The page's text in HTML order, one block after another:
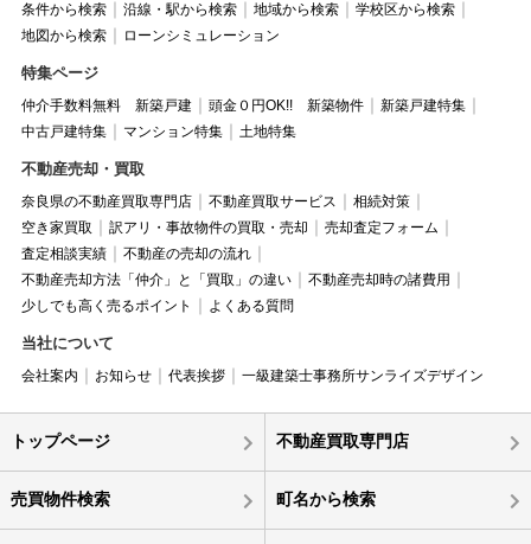
条件から検索 沿線・駅から検索 地域から検索
学校区から検索
地図から検索
ローンシミュレーション
特集ページ
仲介手数料無料 新築戸建 頭金０円OK!! 新築物件
新築戸建特集
中古戸建特集
マンション特集 土地特集
不動産売却・買取
奈良県の不動産買取専門店 不動産買取サービス
相続対策
空き家買取
訳アリ・事故物件の買取・売却
売却査定フォーム
査定相談実績
不動産の売却の流れ
不動産売却方法「仲介」と「買取」の違い
不動産売却時の諸費用
少しでも高く売るポイント
よくある質問
当社について
会社案内 お知らせ 代表挨拶 一級建築士事務所サンライズデザイン
トップページ 不動産買取専門店
売買物件検索 町名から検索